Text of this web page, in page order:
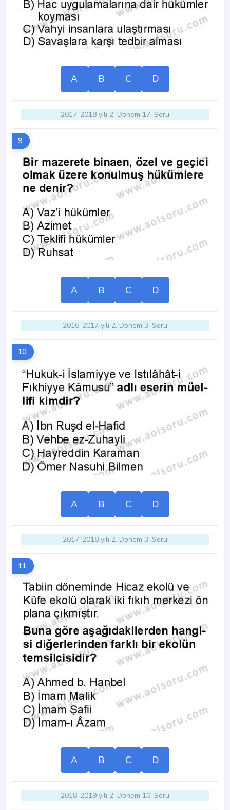
A B C D
2017-2018 yılı 2. Dönem 17. Soru
9.
A B C D
2016-2017 yılı 2. Dönem 3. Soru
10.
A B C D
2017-2018 yılı 2. Dönem 3. Soru
11.
A B C D
2018-2019 yılı 2. Dönem 10. Soru